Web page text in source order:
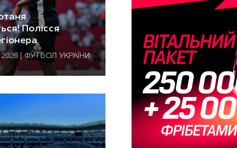
Полісся
2026 | ФУТБОЛ УКРАЇНИ